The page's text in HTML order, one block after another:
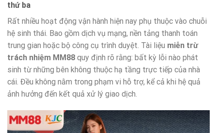
thứ ba
Rất nhiều hoạt động vận hành hiện nay phụ thuộc vào chuỗi
hệ sinh thái. Bao gồm dịch vụ mạng, nền tảng thanh toán
trung gian hoặc bộ công cụ trình duyệt. Tài liệu miễn trừ
trách nhiệm MM88 quy định rõ rằng: bất kỳ lỗi nào phát
sinh từ những bên không thuộc hạ tầng trực tiếp của nhà
cái. Đều không nằm trong phạm vi hỗ trợ, kể cả khi hệ quả
ảnh hưởng đến kết quả xử lý giao dịch.